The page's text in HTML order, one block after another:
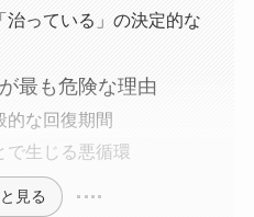
治っている」の決定的な
最も危険な理由
的な回復期間
で生じる悪循環
見る